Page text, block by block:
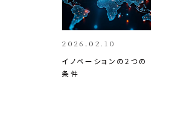
2026.02.10
イノベーションの2つの
条件